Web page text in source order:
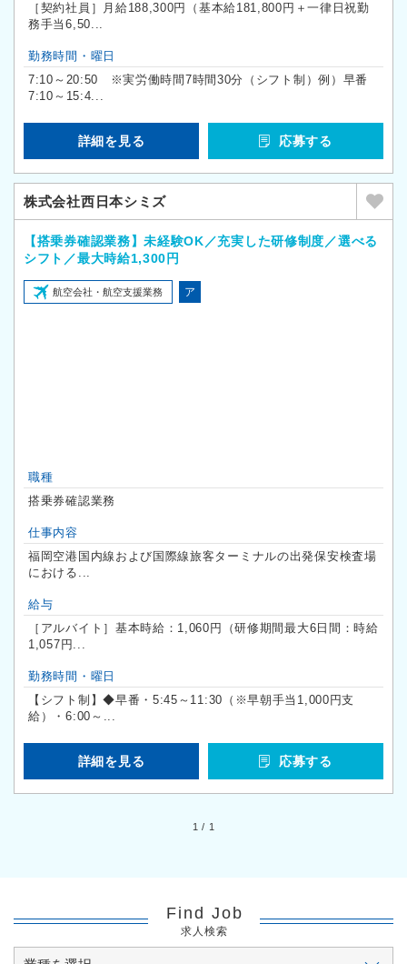
［契約社員］月給188,300円（基本給181,800円＋一律日祝勤
務手当6,50...
勤務時間・曜日
7:10～20:50 ※実労働時間7時間30分（シフト制）例）早番
7:10～15:4...
詳細を見る 応募する
株式会社西日本シミズ
【搭乗券確認業務】未経験OK／充実した研修制度／選べる
シフト／最大時給1,300円
航空会社・航空支援業務 ア
職種
搭乗券確認業務
仕事内容
福岡空港国内線および国際線旅客ターミナルの出発保安検査場
における...
給与
［アルバイト］基本時給：1,060円（研修期間最大6日間：時給
1,057円...
勤務時間・曜日
【シフト制】◆早番・5:45～11:30（※早朝手当1,000円支
給）・6:00～...
詳細を見る 応募する
1 / 1
Find Job
求人検索